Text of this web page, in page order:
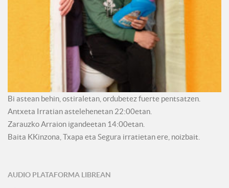
Bi astean behin, ostiraletan, ordubetez fuerte pentsatzen.
Antxeta Irratian astelehenetan 22:00etan.
Zarauzko Arraion igandeetan 14:00etan.
Baita KKinzona, Txapa eta Segura irratietan ere, noizbait.
AUDIO PLATAFORMA LIBREAN